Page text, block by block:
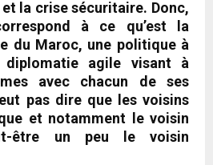
la crise sécuritaire. Donc,
à ce qu’est la
du Maroc, une politique à
diplomatie agile visant à
avec chacun de ses
pas dire que les voisins
et notamment le voisin
être un peu le voisin